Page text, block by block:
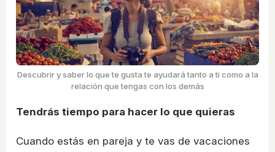
Descubrir y saber lo que te gusta te ayudará tanto a ti como a la
relación que tengas con los demás
Tendrás tiempo para hacer lo que quieras
Cuando estás en pareja y te vas de vacaciones